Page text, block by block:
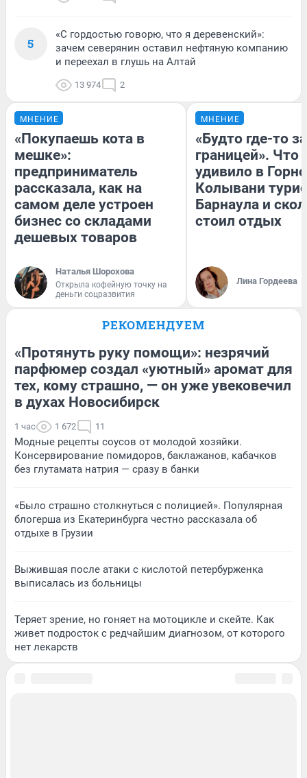
5
«С гордостью говорю, что я деревенский»:
зачем северянин оставил нефтяную компанию
и переехал в глушь на Алтай
13 974 2
МНЕНИЕ
«Покупаешь кота в
мешке»:
предприниматель
рассказала, как на
самом деле устроен
бизнес со складами
дешевых товаров
Наталья Шорохова
Открыла кофейную точку на
деньги соцразвития
МНЕНИЕ
«Будто где-то за
границей». Что
удивило в
Колывани
Барнаула и
стоил отдых
Лина Гордеева
РЕКОМЕНДУЕМ
«Протянуть руку помощи»: незрячий
парфюмер создал «уютный» аромат для
тех, кому страшно, — он уже увековечил
в духах Новосибирск
1 час 1 672 11
Модные рецепты соусов от молодой хозяйки.
Консервирование помидоров, баклажанов, кабачков
без глутамата натрия — сразу в банки
«Было страшно столкнуться с полицией». Популярная
блогерша из Екатеринбурга честно рассказала об
отдыхе в Грузии
Выжившая после атаки с кислотой петербурженка
выписалась из больницы
Теряет зрение, но гоняет на мотоцикле и скейте. Как
живет подросток с редчайшим диагнозом, от которого
нет лекарств